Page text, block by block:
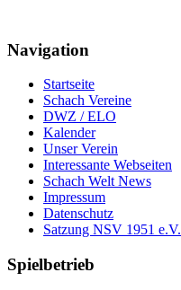
Navigation
Startseite
Schach Vereine
DWZ / ELO
Kalender
Unser Verein
Interessante Webseiten
Schach Welt News
Impressum
Datenschutz
Satzung NSV 1951 e.V.
Spielbetrieb